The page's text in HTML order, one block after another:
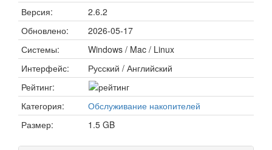
Версия:
2.6.2
Обновлено:
2026-05-17
Системы:
Windows / Mac / Linux
Интерфейс:
Русский / Английский
Рейтинг:
Категория:
Обслуживание накопителей
Размер:
1.5 GB